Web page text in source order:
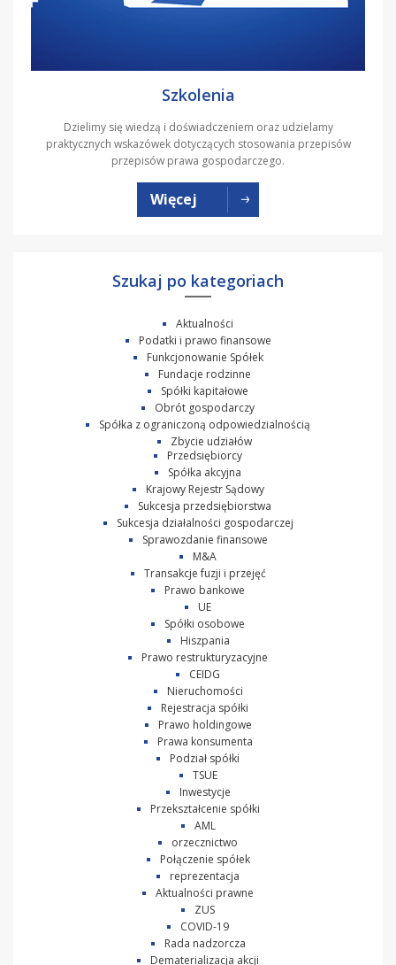
Szkolenia
Dzielimy się wiedzą i doświadczeniem oraz udzielamy
praktycznych wskazówek dotyczących stosowania przepisów
przepisów prawa gospodarczego.
Więcej
Szukaj po kategoriach
Aktualności
Podatki i prawo finansowe
Funkcjonowanie Spółek
Fundacje rodzinne
Spółki kapitałowe
Obrót gospodarczy
Spółka z ograniczoną odpowiedzialnością
Zbycie udziałów
Przedsiębiorcy
Spółka akcyjna
Krajowy Rejestr Sądowy
Sukcesja przedsiębiorstwa
Sukcesja działalności gospodarczej
Sprawozdanie finansowe
M&A
Transakcje fuzji i przejęć
Prawo bankowe
UE
Spółki osobowe
Hiszpania
Prawo restrukturyzacyjne
CEIDG
Nieruchomości
Rejestracja spółki
Prawo holdingowe
Prawa konsumenta
Podział spółki
TSUE
Inwestycje
Przekształcenie spółki
AML
orzecznictwo
Połączenie spółek
reprezentacja
Aktualności prawne
ZUS
COVID-19
Rada nadzorcza
Dematerializacja akcji